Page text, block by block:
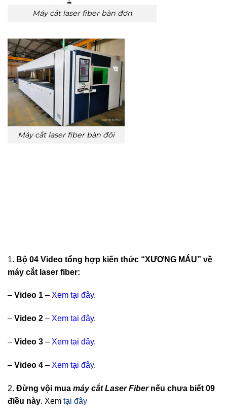
Máy cắt laser fiber bàn đơn
Máy cắt laser fiber bàn đôi
1. Bộ 04 Video tổng hợp kiến thức “XƯƠNG MÁU” về
máy cắt laser fiber:
– Video 1 – Xem tại đây.
– Video 2 – Xem tại đây.
– Video 3 – Xem tại đây.
– Video 4 – Xem tại đây.
2. Đừng vội mua máy cắt Laser Fibernếu chưa biết 09
điều này. Xem tại đây